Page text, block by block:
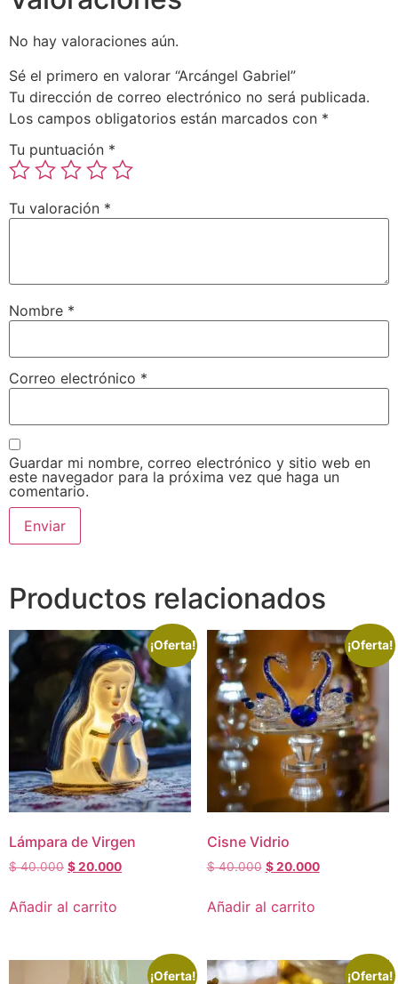
No hay valoraciones aún.
Sé el primero en valorar “Arcángel Gabriel”
Tu dirección de correo electrónico no será publicada.
Los campos obligatorios están marcados con *
Tu puntuación *
Tu valoración *
Nombre *
Correo electrónico *
Guardar mi nombre, correo electrónico y sitio web en
este navegador para la próxima vez que haga un
comentario.
Productos relacionados
¡Oferta!
Lámpara de Virgen
$40.000 $20.000
Añadir al carrito
¡Oferta!
Cisne Vidrio
$40.000 $20.000
Añadir al carrito
¡Oferta! ¡Oferta!